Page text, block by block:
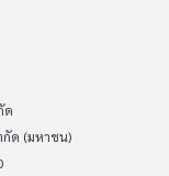
ด
กัด (มหาชน)